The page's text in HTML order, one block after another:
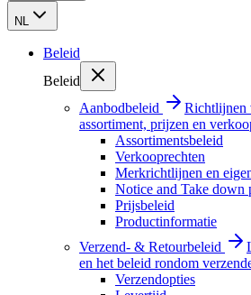
NL
Beleid
Beleid
Aanbodbeleid
Richtlijnen
assortiment, prijzen en
Assortimentsbeleid
Verkooprechten
Merkrichtlijnen en
Notice and Take down
Prijsbeleid
Productinformatie
Verzend- & Retourbeleid
en het beleid rondom
Verzendopties